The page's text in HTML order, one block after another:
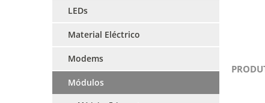
LEDs
Material Eléctrico
Modems
Módulos